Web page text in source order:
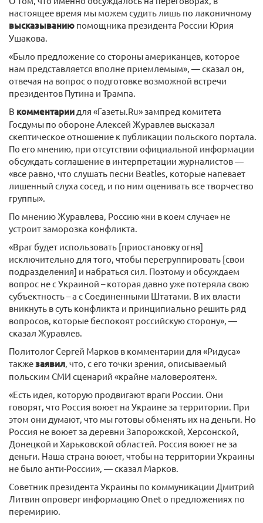
настоящее время мы можем судить лишь по лаконичному
высказыванию помощника президента России Юрия
Ушакова.
«Было предложение со стороны американцев, которое
нам представляется вполне приемлемым», — сказал он,
отвечая на вопрос о подготовке возможной встречи
президентов Путина и Трампа.
В комментарии для «Газеты.Ru» зампред комитета
Госдумы по обороне Алексей Журавлев высказал
скептическое отношение к публикации польского портала.
По его мнению, при отсутствии официальной информации
обсуждать соглашение в интерпретации журналистов —
«все равно, что слушать песни Beatles, которые напевает
лишенный слуха сосед, и по ним оценивать все творчество
группы».
По мнению Журавлева, Россию «ни в коем случае» не
устроит заморозка конфликта.
«Враг будет использовать [приостановку огня]
исключительно для того, чтобы перегруппировать [свои
подразделения] и набраться сил. Поэтому и обсуждаем
вопрос не с Украиной – которая давно уже потеряла свою
субъектность – а с Соединенными Штатами. В их власти
вникнуть в суть конфликта и принципиально решить ряд
вопросов, которые беспокоят российскую сторону», —
сказал Журавлев.
Политолог Сергей Марков в комментарии для «Ридуса»
такжезаявил, что, с его точки зрения, описываемый
польским СМИ сценарий «крайне маловероятен».
«Есть идея, которую продвигают враги России. Они
говорят, что Россия воюет на Украине за территории. При
этом они думают, что мы готовы обменять их на деньги. Но
Россия не воюет за деревни Запорожской, Херсонской,
Донецкой и Харьковской областей. Россия воюет не за
деньги. Наша страна воюет, чтобы на территории Украины
не было анти-России», — сказал Марков.
Советник президента Украины по коммуникации Дмитрий
Литвин опроверг информацию Onet о предложениях по
перемирию.